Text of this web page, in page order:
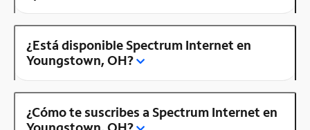
¿Está disponible Spectrum Internet en
Youngstown, OH?
¿Cómo te suscribes a Spectrum Internet en